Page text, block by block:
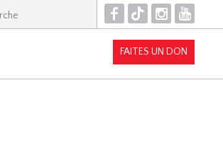
F T I Y
FAITES UN DON